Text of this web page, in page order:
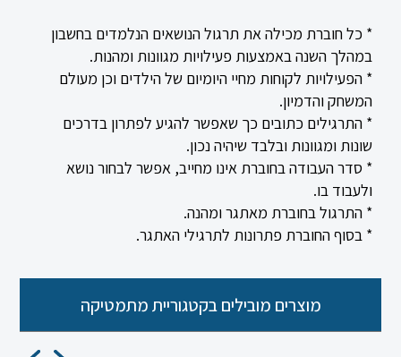
* כל חוברת מכילה את תרגול הנושאים הנלמדים בחשבון
במהלך השנה באמצעות פעילויות מגוונות ומהנות.
* הפעילויות לקוחות מחיי היומיום של הילדים וכן מעולם
המשחק והדמיון.
* התרגילים כתובים כך שאפשר להגיע לפתרון בדרכים
שונות ומגוונות ובלבד שיהיה נכון.
* סדר העבודה בחוברת אינו מחייב, אפשר לבחור נושא
ולעבוד בו.
* התרגול בחוברת מאתגר ומהנה.
* בסוף החוברת פתרונות לתרגילי האתגר.
מוצרים מובילים בקטגוריית מתמטיקה